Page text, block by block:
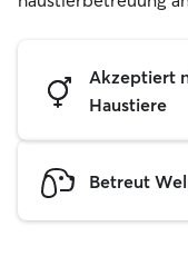
Akzeptiert
Haustiere
Betreut